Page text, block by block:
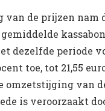
van de prijzen nam
dezelfde periode
toe, tot 21,55
omzetstijging van
is veroorzaakt